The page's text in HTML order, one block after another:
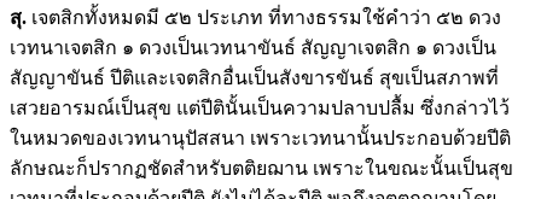
สุ. เจตสิกทั้งหมดมี ๕๒ ประเภท ที่ทางธรรมใช้คำว่า ๕๒ ดวง
เวทนาเจตสิก ๑ ดวงเป็นเวทนาขันธ์ สัญญาเจตสิก ๑ ดวงเป็น
สัญญาขันธ์ ปีติและเจตสิกอื่นเป็นสังขารขันธ์ สุขเป็นสภาพที่
เสวยอารมณ์เป็นสุข แต่ปีตินั้นเป็นความปลาบปลื้ม ซึ่งกล่าวไว้
ในหมวดของเวทนานุปัสสนา เพราะเวทนานั้นประกอบด้วยปีติ
ลักษณะก็ปรากฏชัดสำหรับตติยฌาน เพราะในขณะนั้นเป็นสุข